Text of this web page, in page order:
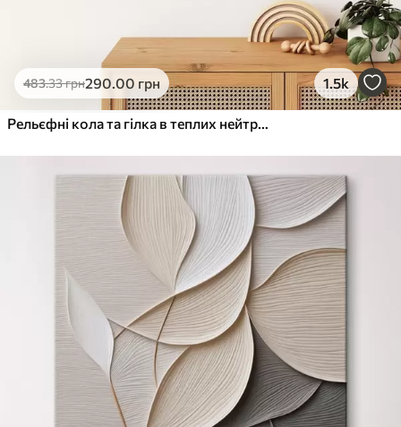
483.33грн290.00 грн 1.5k
Рельєфні кола та гілка в теплих нейтральних тонах